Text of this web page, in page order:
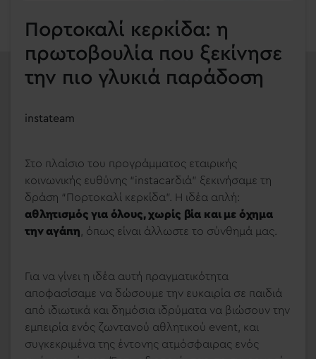
Πορτοκαλί κερκίδα: η
πρωτοβουλία που ξεκίνησε
την πιο γλυκιά παράδοση
instateam
Στο πλαίσιο του προγράμματος εταιρικής
κοινωνικής ευθύνης “instacarδιά” ξεκινήσαμε τη
δράση “Πορτοκαλί κερκίδα”. Η ιδέα απλή:
αθλητισμός για όλους, χωρίς βία και με όχημα
την αγάπη, όπως είναι άλλωστε το σύνθημά μας.
Για να γίνει η ιδέα αυτή πραγματικότητα
αποφασίσαμε να δώσουμε την ευκαιρία σε παιδιά
από ιδιωτικά και δημόσια ιδρύματα να βιώσουν την
εμπειρία ενός ζωντανού αθλητικού event, και
συγκεκριμένα της έντονης ατμόσφαιρας ενός